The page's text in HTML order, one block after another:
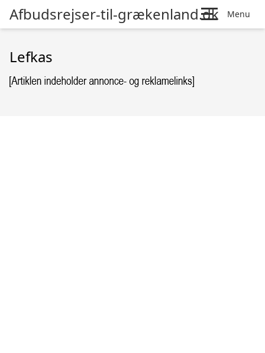
Afbudsrejser-til-grækenland.dk Menu
Lefkas